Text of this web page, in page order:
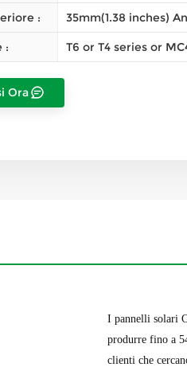
: 35mm(1.38 inches)
: T6 or T4 series or
Ora
I pannelli solari
produrre fino a
clienti che